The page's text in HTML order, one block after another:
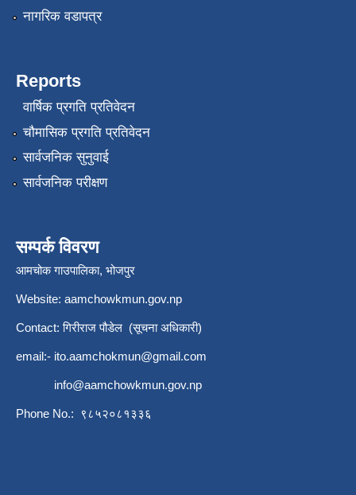
नागरिक वडापत्र
Reports
वार्षिक प्रगति प्रतिवेदन
चौमासिक प्रगति प्रतिवेदन
सार्वजनिक सुनुवाई
सार्वजनिक परीक्षण
सम्पर्क विवरण
आमचोक गाउपालिका, भोजपुर
Website: aamchowkmun.gov.np
Contact: गिरीराज पौडेल (सूचना अधिकारी)
email:- ito.aamchokmun@gmail.com
info@aamchowkmun.gov.np
Phone No.: ९८५२०८१३३६